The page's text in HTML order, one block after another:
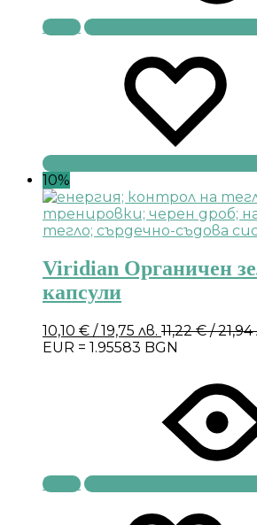
Купи
10%
Viridian Органичен
капсули
10,10 € / 19,75 лв. 11,22€/ 21,94
EUR = 1.95583 BGN
Купи